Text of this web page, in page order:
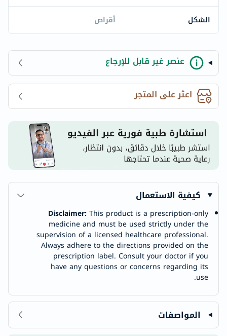
الشكل أقراص
عنصر غير قابل للإرجاع
اعثر على المتجر
كيفية الاستعمال
Disclaimer:This product is a prescription-only
medicine and must be used strictly under the
supervision of a licensed healthcare professional.
Always adhere to the directions provided on the
prescription label. Consult your doctor if you
have any questions or concerns regarding its
use.
المواصفات